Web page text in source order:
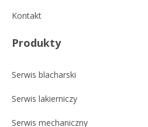
Kontakt
Produkty
Serwis blacharski
Serwis lakierniczy
Serwis mechaniczny